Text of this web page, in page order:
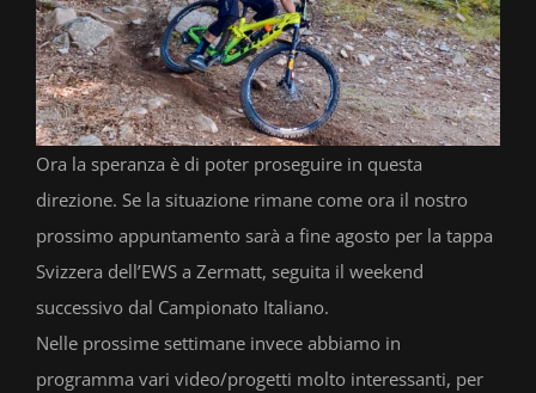
Ora la speranza è di poter proseguire in questa
direzione. Se la situazione rimane come ora il nostro
prossimo appuntamento sarà a fine agosto per la tappa
Svizzera dell’EWS a Zermatt, seguita il weekend
successivo dal Campionato Italiano.
Nelle prossime settimane invece abbiamo in
programma vari video/progetti molto interessanti, per